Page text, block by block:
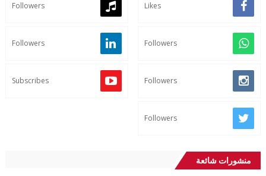
Likes
Followers
Followers
Followers
Followers
Subscribes
Followers
منشورات شائعة